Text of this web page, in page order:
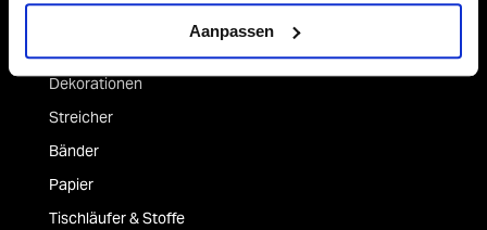
Aanpassen
Produktkategorien
Dekorationen
Streicher
Bänder
Papier
Tischläufer & Stoffe